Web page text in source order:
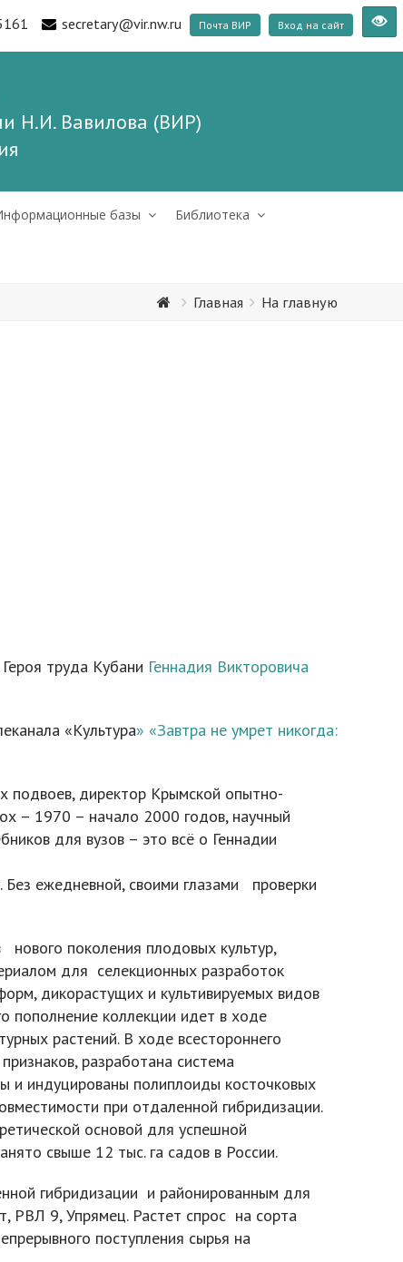
secretary@vir.nw.ru Почта ВИР Вход на сайт
Н.И. Вавилова (ВИР)
базы Библиотека
Главная На главную
труда Кубани Геннадия Викторовича
«Культура» «Завтра не умрет никогда:
подвоев, директор Крымской опытно-
– 1970 – начало 2000 годов, научный
для вузов – это всё о Геннадии
ежедневной, своими глазами проверки
поколения плодовых культур,
для селекционных разработок
дикорастущих и культивируемых видов
пополнение коллекции идет в ходе
растений. В ходе всестороннего
разработана система
и индуцированы полиплоиды косточковых
при отдаленной гибридизации.
основой для успешной
свыше 12 тыс. га садов в России.
гибридизации и районированным для
РВЛ 9, Упрямец. Растет спрос на сорта
поступления сырья на